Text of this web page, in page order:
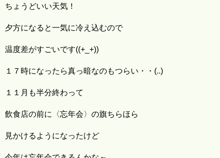
ちょうどいい天気！
夕方になると一気に冷え込むので
温度差がすごいです((+_+))
１７時になったら真っ暗なのもつらい・・(..)
１１月も半分終わって
飲食店の前に〈忘年会〉の旗ちらほら
見かけるようになったけど